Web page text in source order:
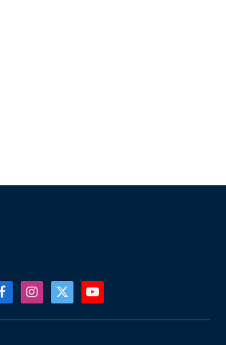
FacebookInstagram
X
YouTube